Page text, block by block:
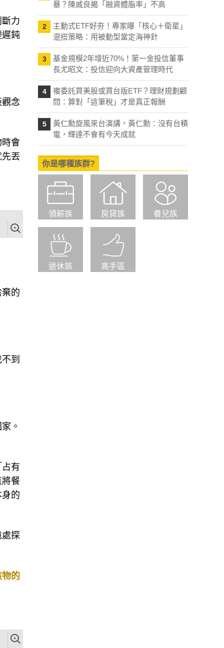
力
遲鈍
念
時會
丟
的
到
。
有
餐
的
處探
物的
暴？陳威良揭「融資體脂率」不高
2
主動式ETF好夯！專家曝「核心＋衛星」
混搭策略：用被動型當定海神針
3
基金規模2年增近70%！第一金投信董事
長尤昭文：投信迎向大資產管理時代
4
複委託買美股或買台版ETF？理財規劃顧
問：算對「這筆稅」才是真正報酬
5
黃仁勳旋風來台演講，黃仁勳：沒有台積
電，輝達不會有今天成就
你是哪種族群?
領薪族 房貸族 養兒族
退休族 高手區